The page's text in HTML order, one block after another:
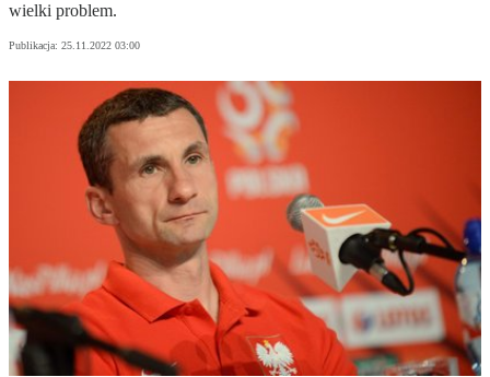
wielki problem.
Publikacja: 25.11.2022 03:00